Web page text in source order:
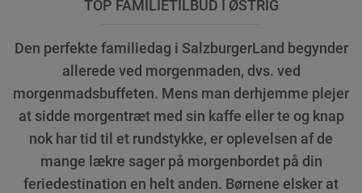
TOP FAMILIETILBUD I ØSTRIG
Den perfekte familiedag i SalzburgerLand begynder
allerede ved morgenmaden, dvs. ved
morgenmadsbuffeten. Mens man derhjemme plejer
at sidde morgentræt med sin kaffe eller te og knap
nok har tid til et rundstykke, er oplevelsen af de
mange lækre sager på morgenbordet på din
feriedestination en helt anden. Børnene elsker at